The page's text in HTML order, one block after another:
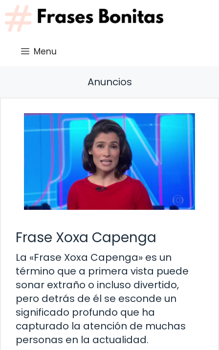
Saltar
al
contenido
Menu
Anuncios
Frase Xoxa Capenga
La «Frase Xoxa Capenga» es un
término que a primera vista puede
sonar extraño o incluso divertido,
pero detrás de él se esconde un
significado profundo que ha
capturado la atención de muchas
personas en la actualidad.